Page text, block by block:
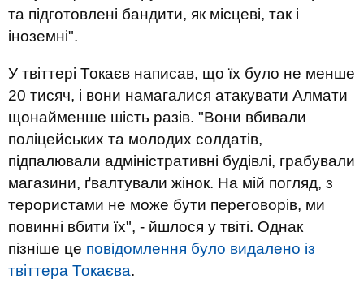
та підготовлені бандити, як місцеві, так і
іноземні".
У твіттері Токаєв написав, що їх було не менше
20 тисяч, і вони намагалися атакувати Алмати
щонайменше шість разів. "Вони вбивали
поліцейських та молодих солдатів,
підпалювали адміністративні будівлі, грабували
магазини, ґвалтували жінок. На мій погляд, з
терористами не може бути переговорів, ми
повинні вбити їх", - йшлося у твіті. Однак
пізніше це повідомлення було видалено із
твіттера Токаєва.